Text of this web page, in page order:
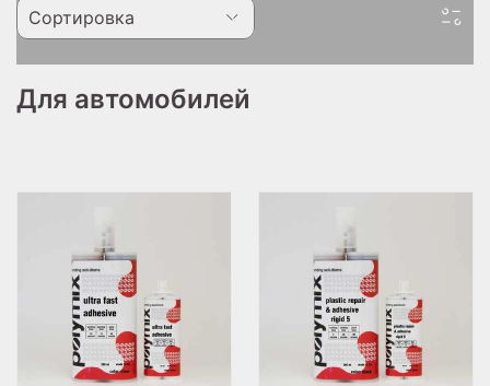
Для автомобилей